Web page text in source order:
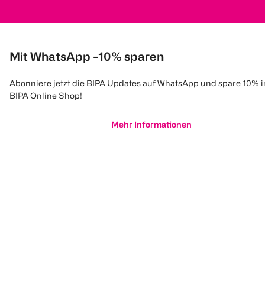
Mit WhatsApp -10% sparen
Abonniere jetzt die BIPA Updates auf WhatsApp und spare 10%
BIPA Online Shop!
Mehr Informationen